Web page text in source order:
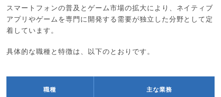
スマートフォンの普及とゲーム市場の拡大により、ネイティブ
アプリやゲームを専門に開発する需要が独立した分野として定
着しています。
具体的な職種と特徴は、以下のとおりです。
職種 主な業務